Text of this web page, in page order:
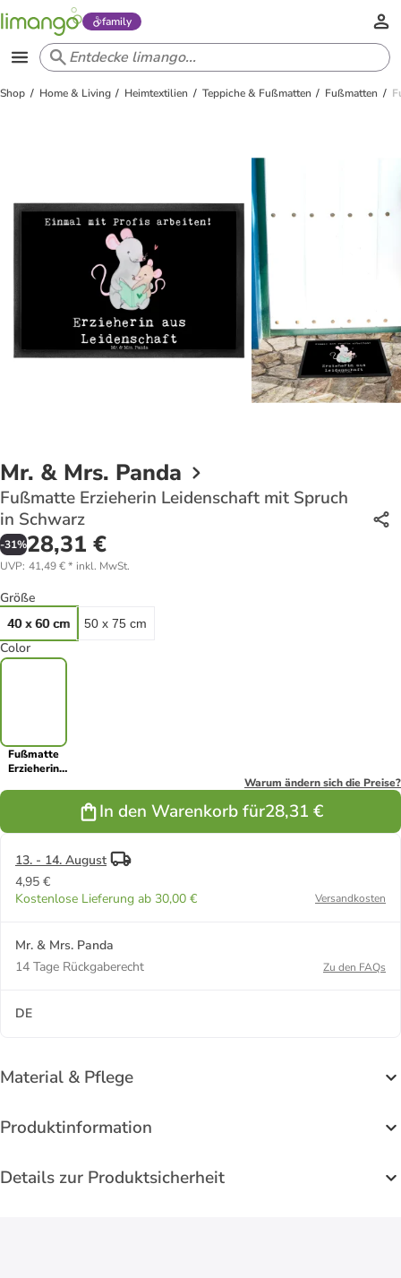
family
Shop Home & Living Heimtextilien Teppiche & Fußmatten Fußmatten
Mr. & Mrs. Panda
Fußmatte Erzieherin Leidenschaft mit Spruch
in Schwarz
-31%28,31 €
UVP: 41,49 €* inkl. MwSt.
Größe
40 x 60 cm 50 x 75 cm
Color
Fußmatte
Erzieherin
mit Spruch in
Warum ändern sich die Preise?
In den Warenkorb für28,31 €
13. - 14. August
4,95 €
Kostenlose Lieferung ab 30,00 €
Versandkosten
Mr. & Mrs. Panda
14 Tage Rückgaberecht
Zu den FAQs
DE
Material & Pflege
Produktinformation
Details zur Produktsicherheit